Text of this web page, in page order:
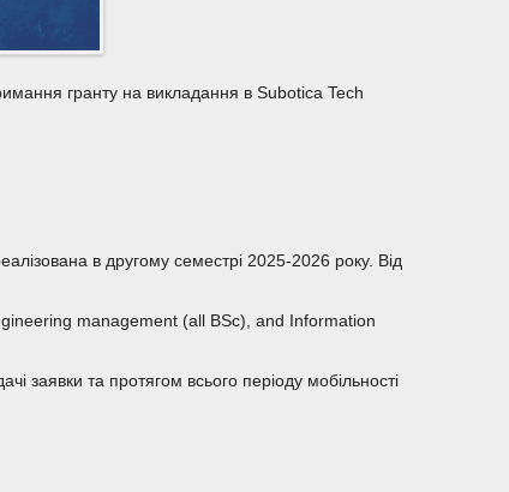
гранту на викладання в Subotica Tech
в другому семестрі 2025-2026 року. Від
management (all BSc), and Information
заявки та протягом всього періоду мобільності